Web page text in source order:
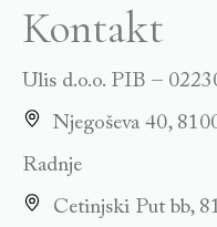
Kontakt
Ulis d.o.o. PIB –
Njegoševa 40,
Radnje
Cetinjski Put bb,